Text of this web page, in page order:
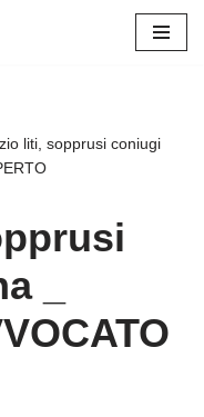
liti, sopprusi coniugi
_